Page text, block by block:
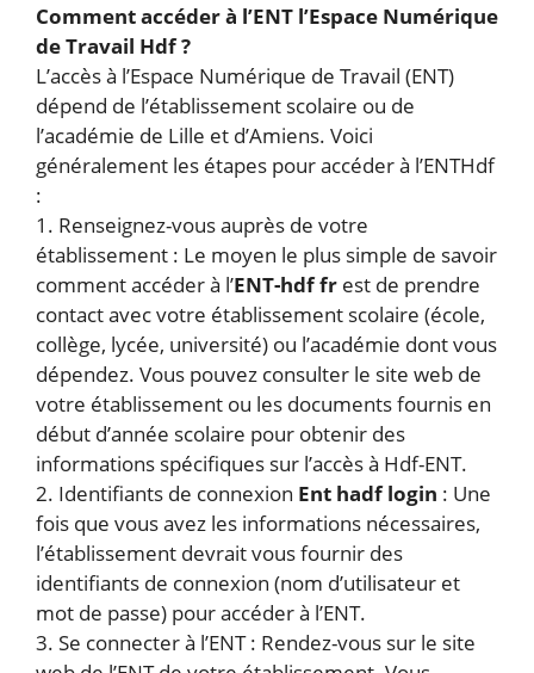
Comment accéder à l’ENT l’Espace Numérique
de Travail Hdf ?
L’accès à l’Espace Numérique de Travail (ENT)
dépend de l’établissement scolaire ou de
l’académie de Lille et d’Amiens. Voici
généralement les étapes pour accéder à l’ENTHdf
:
1. Renseignez-vous auprès de votre
établissement : Le moyen le plus simple de savoir
comment accéder à l’ENT-hdf fr est de prendre
contact avec votre établissement scolaire (école,
collège, lycée, université) ou l’académie dont vous
dépendez. Vous pouvez consulter le site web de
votre établissement ou les documents fournis en
début d’année scolaire pour obtenir des
informations spécifiques sur l’accès à Hdf-ENT.
2. Identifiants de connexion Ent hadf login : Une
fois que vous avez les informations nécessaires,
l’établissement devrait vous fournir des
identifiants de connexion (nom d’utilisateur et
mot de passe) pour accéder à l’ENT.
3. Se connecter à l’ENT : Rendez-vous sur le site